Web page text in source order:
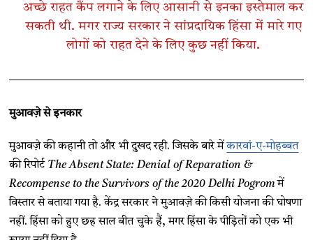
अच्छे राहत कैंप लगाने के लिए आसानी से इनका इस्तेमाल कर
सकती थी. मगर राज्य सरकार ने सांप्रदायिक हिंसा में मारे गए
लोगों को राहत देने के लिए कुछ नहीं किया.
मुआवज़े से इनकार
मुआवज़े की कहानी तो और भी दुखद रही. जिसके बारे मेंकारवां-ए-मोहब्बत
की रिपोर्ट The Absent State: Denial of Reparation &
Recompense to the Survivors of the 2020 Delhi Pogromमें
विस्तार से बताया गया है. केंद्र सरकार ने मुआवज़े की किसी योजना की घोषणा
नहीं. हिंसा को हुए छह साल बीत चुके हैं, मगर हिंसा के पीड़ितों को एक भी